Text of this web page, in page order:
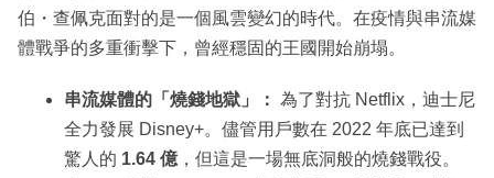
伯・查佩克面對的是一個風雲變幻的時代。在疫情與串流媒
體戰爭的多重衝擊下，曾經穩固的王國開始崩塌。
串流媒體的「燒錢地獄」： 為了對抗 Netflix，迪士尼
全力發展 Disney+。儘管用戶數在 2022 年底已達到
驚人的 1.64 億 ，但這是一場無底洞般的燒錢戰役。